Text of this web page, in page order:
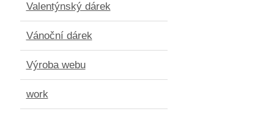
Valentýnský dárek
Vánoční dárek
Výroba webu
work